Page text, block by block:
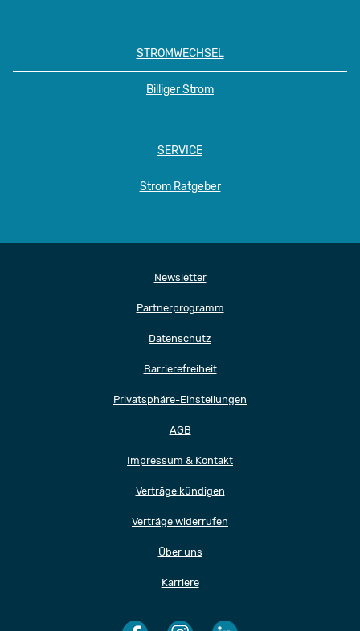
STROMWECHSEL
Billiger Strom
SERVICE
Strom Ratgeber
Newsletter
Partnerprogramm
Datenschutz
Barrierefreiheit
Privatsphäre-Einstellungen
AGB
Impressum & Kontakt
Verträge kündigen
Verträge widerrufen
Über uns
Karriere